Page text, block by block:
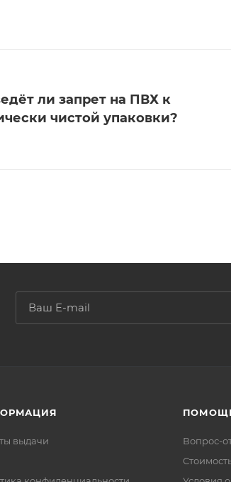
ли запрет на ПВХ к
чистой упаковки?
выдачи
Вопрос-